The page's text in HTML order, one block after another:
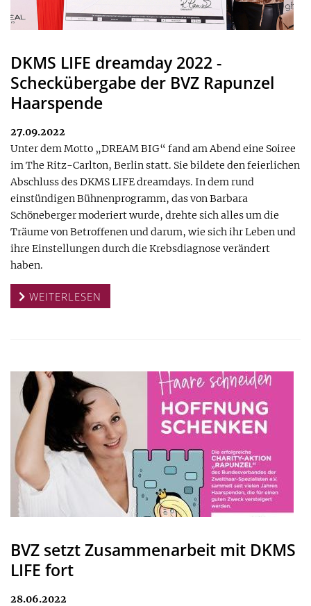
DKMS LIFE dreamday 2022 -
Scheckübergabe der BVZ Rapunzel
Haarspende
27.09.2022
Unter dem Motto „DREAM BIG“ fand am Abend eine Soiree
im The Ritz-Carlton, Berlin statt. Sie bildete den feierlichen
Abschluss des DKMS LIFE dreamdays. In dem rund
einstündigen Bühnenprogramm, das von Barbara
Schöneberger moderiert wurde, drehte sich alles um die
Träume von Betroffenen und darum, wie sich ihr Leben und
ihre Einstellungen durch die Krebsdiagnose verändert
haben.
WEITERLESEN
BVZ setzt Zusammenarbeit mit DKMS
LIFE fort
28.06.2022